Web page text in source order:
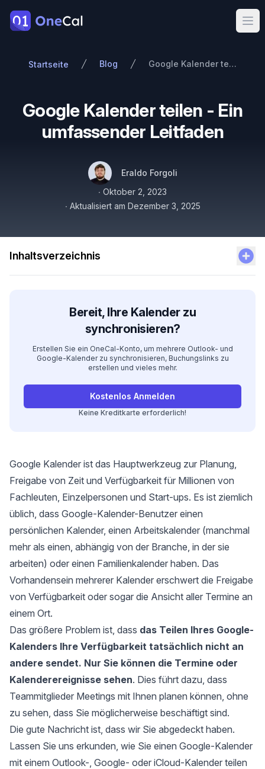
OneCal
Startseite Blog Google Kalender teilen - Ein umfassender Leitfaden
Google Kalender teilen - Ein
umfassender Leitfaden
Autoren
Name
Twitter
Eraldo Forgoli
Veröffentlicht am
∙ Oktober 2, 2023
∙ Aktualisiert am Dezember 3, 2025
Inhaltsverzeichnis
Bereit, Ihre Kalender zu
synchronisieren?
Erstellen Sie ein OneCal-Konto, um mehrere Outlook- und
Google-Kalender zu synchronisieren, Buchungslinks zu
erstellen und vieles mehr.
Kostenlos Anmelden
Keine Kreditkarte erforderlich!
Google Kalender ist das Hauptwerkzeug zur Planung,
Freigabe von Zeit und Verfügbarkeit für Millionen von
Fachleuten, Einzelpersonen und Start-ups. Es ist ziemlich
üblich, dass Google-Kalender-Benutzer einen
persönlichen Kalender, einen Arbeitskalender (manchmal
mehr als einen, abhängig von der Branche, in der sie
arbeiten) oder einen Familienkalender haben. Das
Vorhandensein mehrerer Kalender erschwert die Freigabe
von Verfügbarkeit oder sogar die Ansicht aller Termine an
einem Ort.
Das größere Problem ist, dass das Teilen Ihres Google-
Kalenders Ihre Verfügbarkeit tatsächlich nicht an
andere sendet. Nur Sie können die Termine oder
Kalenderereignisse sehen. Dies führt dazu, dass
Teammitglieder Meetings mit Ihnen planen können, ohne
zu sehen, dass Sie möglicherweise beschäftigt sind.
Die gute Nachricht ist, dass wir Sie abgedeckt haben.
Lassen Sie uns erkunden, wie Sie einen Google-Kalender
mit einem Outlook-, Google- oder iCloud-Kalender teilen